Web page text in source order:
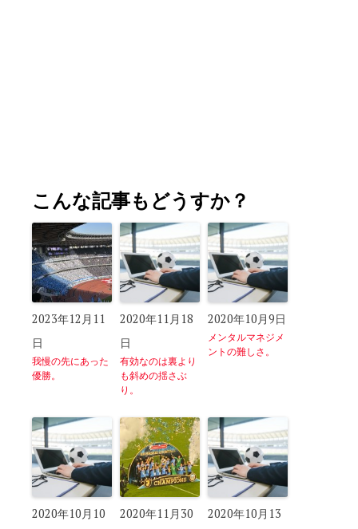
こんな記事もどうすか？
2023年12月11
日
我慢の先にあった
優勝。
2020年11月18
日
有効なのは裏より
も斜めの揺さぶ
り。
2020年10月9日
メンタルマネジメ
ントの難しさ。
2020年10月10
2020年11月30
2020年10月13